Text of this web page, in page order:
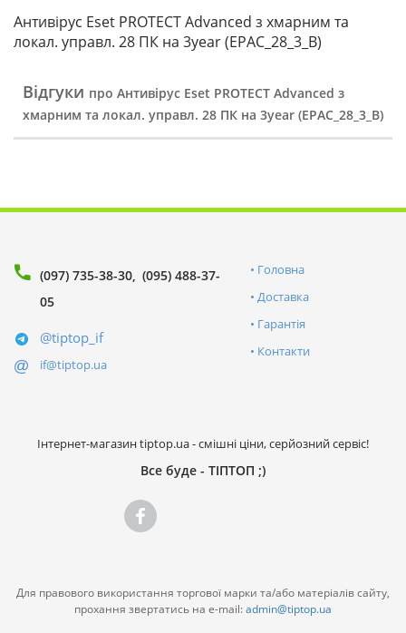
Антивірус Eset PROTECT Advanced з хмарним та
локал. управл. 28 ПК на 3year (EPAC_28_3_B)
Відгуки про Антивірус Eset PROTECT Advanced з
хмарним та локал. управл. 28 ПК на 3year (EPAC_28_3_B)
(097) 735-38-30 (095) 488-37-
05
@tiptop_if
if@tiptop.ua
Головна
Доставка
Гарантія
Контакти
Інтернет-магазин tiptop.ua - смішні ціни, серйозний сервіс!
Все буде - ТІПТОП ;)
Для правового використання торгової марки та/або матеріалів сайту,
прохання звертатись на e-mail:admin@tiptop.ua